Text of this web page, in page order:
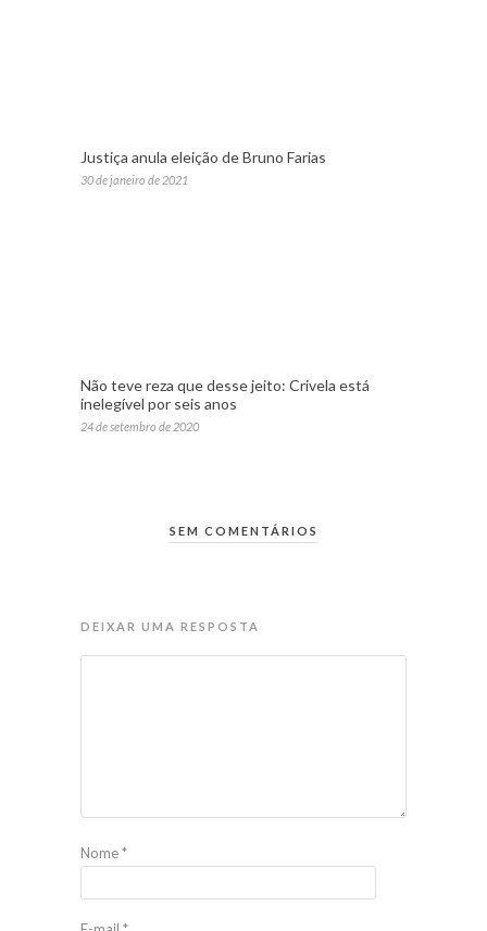
Justiça anula eleição de Bruno Farias
30 de janeiro de 2021
Não teve reza que desse jeito: Crivela está
inelegível por seis anos
24 de setembro de 2020
SEM COMENTÁRIOS
DEIXAR UMA RESPOSTA
Nome*